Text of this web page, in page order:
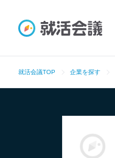
就活会議TOP 企業を探す